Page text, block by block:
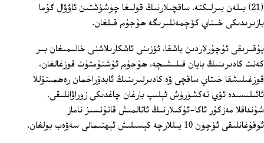
(21) بىلەن بىرلىكتە، ساقچىلارنىڭ قولىغا چۈشۈشتىن ئاۋۋال گۇما
بازىرىدىكى خىتاي كۆچمەنلىرىگە ھۇجۇم قىلغان.
يۇقىرىقى ئۇچۇرلاردىن باشقا، ئۆزىنى ئاشكارىلاشنى خالىمىغان بىر
كەنت كادىرىنىڭ بايان قىلىشىچە، ھۇجۇم ئۇشتۇمتۇت قوزغالغان،
قوزغىلىشقا خىتاي ساقچى ۋە كادىرلىرىنىڭ ئابدۇراخمان رەھمىتۇللا
ئائىلىسىدە ئۆي تەكشۈرۈش ئېلىپ بارغان چاغدىكى زوراۋانلىقى،
شۇنداقلا مەزكۇر ئاكا-ئۇكىلارنىڭ ئاتالمىش قانۇنسىز ناماز
ئوقۇغانلىقى ئۈچۈن 10 يىللارچە كېسىلىش ئېھتىمالى سەۋەب بولغان.